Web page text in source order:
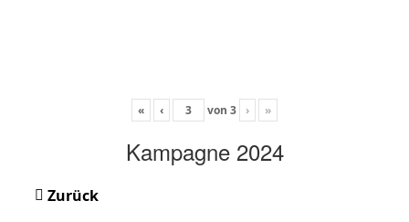
« ‹ von 3 › »
Kampagne 2024
Zurück